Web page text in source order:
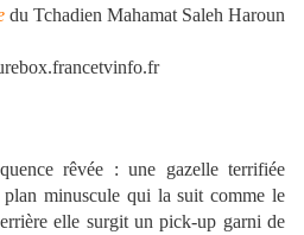
du Tchadien Mahamat Saleh Haroun
rêvée : une gazelle terrifiée
plan minuscule qui la suit comme le
elle surgit un pick-up garni de